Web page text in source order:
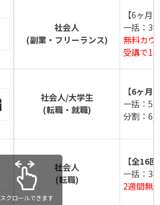
社会人
(副業・フリーランス)
【6ヶ月
一括：
無料カウ
受講で
社会人/大学生
(転職・就職)
【6ヶ月
一括：
分割：
社会人
(転職)
【全16
一括：
2週間無
スクロールできます